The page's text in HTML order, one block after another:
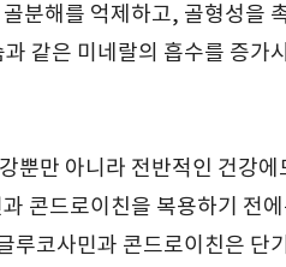
분해를 억제하고, 골형성을
같은 미네랄의 흡수를 증가
뿐만 아니라 전반적인 건강
콘드로이친을 복용하기 전
루코사민과 콘드로이친은 단